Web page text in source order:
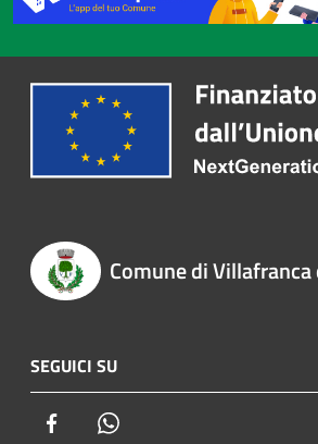
Comune di
SEGUICI SU
Facebook